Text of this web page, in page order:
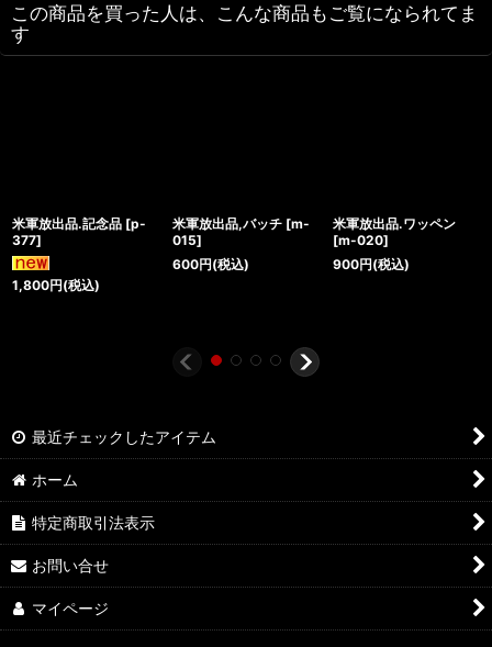
この商品を買った人は、こんな商品もご覧になられてま
す
米軍放出品.記念品 [p-
377]
1,800円(税込)
米軍放出品,バッチ [m-
015]
600円(税込)
米軍放出品.ワッペン
[m-020]
900円(税込)
最近チェックしたアイテム
ホーム
特定商取引法表示
お問い合せ
マイページ